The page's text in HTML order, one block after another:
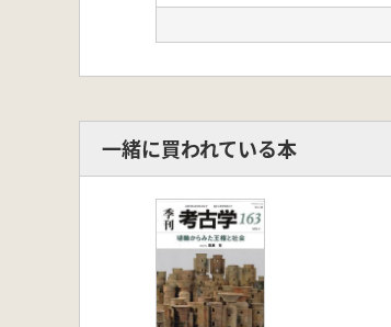
一緒に買われている本